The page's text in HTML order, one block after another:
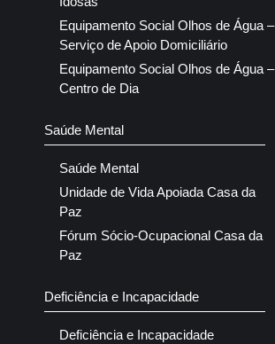
Equipamento Social Olhos de Água –
Serviço de Apoio Domiciliário
Equipamento Social Olhos de Água –
Centro de Dia
Saúde Mental
Saúde Mental
Unidade de Vida Apoiada Casa da
Paz
Fórum Sócio-Ocupacional Casa da
Paz
Deficiência e Incapacidade
Deficiência e Incapacidade